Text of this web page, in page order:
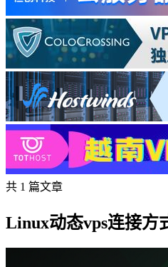
共 1 篇文章
Linux动态vps连接方